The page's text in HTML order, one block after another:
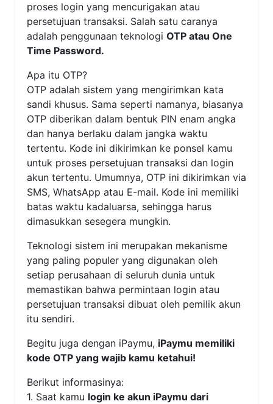
proses login yang mencurigakan atau
persetujuan transaksi. Salah satu caranya
adalah penggunaan teknologi OTP atau One
Time Password.
Apa itu OTP?
OTP adalah sistem yang mengirimkan kata
sandi khusus. Sama seperti namanya, biasanya
OTP diberikan dalam bentuk PIN enam angka
dan hanya berlaku dalam jangka waktu
tertentu. Kode ini dikirimkan ke ponsel kamu
untuk proses persetujuan transaksi dan login
akun tertentu. Umumnya, OTP ini dikirimkan via
SMS, WhatsApp atau E-mail. Kode ini memiliki
batas waktu kadaluarsa, sehingga harus
dimasukkan sesegera mungkin.
Teknologi sistem ini merupakan mekanisme
yang paling populer yang digunakan oleh
setiap perusahaan di seluruh dunia untuk
memastikan bahwa permintaan login atau
persetujuan transaksi dibuat oleh pemilik akun
itu sendiri.
Begitu juga dengan iPaymu, iPaymu memiliki
kode OTP yang wajib kamu ketahui!
Berikut informasinya:
1. Saat kamu login ke akun iPaymu dari